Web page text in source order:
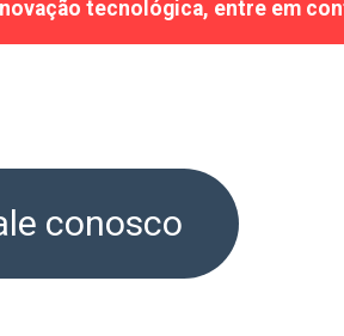
tecnológica, entre em
conosco